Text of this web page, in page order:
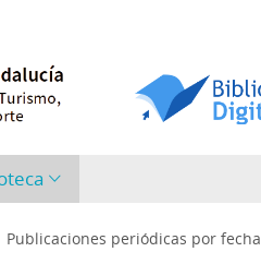
Publicaciones periódicas por fecha